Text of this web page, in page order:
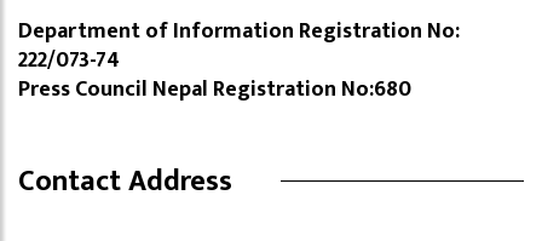
Department of Information Registration No:
222/073-74
Press Council Nepal Registration No:680
Contact Address